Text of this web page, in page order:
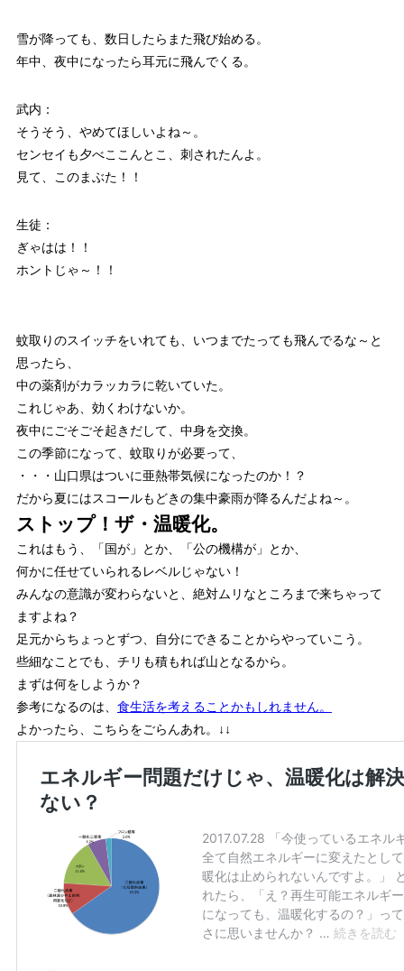
雪が降っても、数日したらまた飛び始める。
年中、夜中になったら耳元に飛んでくる。
武内：
そうそう、やめてほしいよね～。
センセイも夕べここんとこ、刺されたんよ。
見て、このまぶた！！
生徒：
ぎゃはは！！
ホントじゃ～！！
蚊取りのスイッチをいれても、いつまでたっても飛んでるな～と
思ったら、
中の薬剤がカラッカラに乾いていた。
これじゃあ、効くわけないか。
夜中にごそごそ起きだして、中身を交換。
この季節になって、蚊取りが必要って、
・・・山口県はついに亜熱帯気候になったのか！？
だから夏にはスコールもどきの集中豪雨が降るんだよね～。
ストップ！ザ・温暖化。
これはもう、「国が」とか、「公の機構が」とか、
何かに任せていられるレベルじゃない！
みんなの意識が変わらないと、絶対ムリなところまで来ちゃって
ますよね？
足元からちょっとずつ、自分にできることからやっていこう。
些細なことでも、チリも積もれば山となるから。
まずは何をしようか？
参考になるのは、 食生活を考えることかもしれません。
よかったら、こちらをごらんあれ。↓↓